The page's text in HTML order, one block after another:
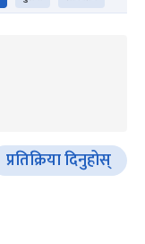
प्रतिक्रिया दिनुहोस्